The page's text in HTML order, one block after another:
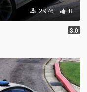
2 976 8
3.0